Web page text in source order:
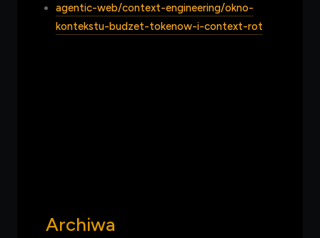
agentic-web/context-engineering/okno-
kontekstu-budzet-tokenow-i-context-rot
Archiwa